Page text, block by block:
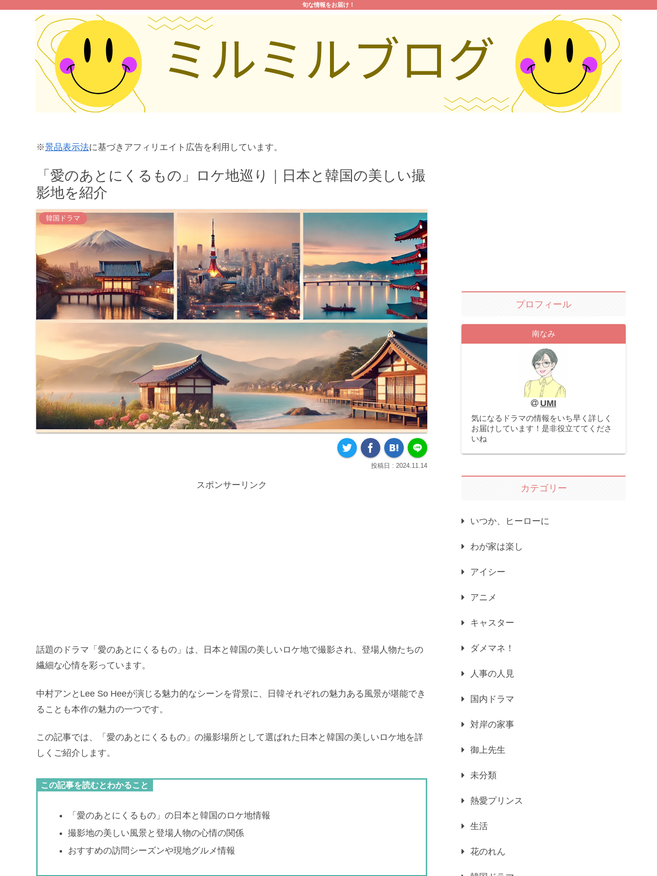
旬な情報をお届け！
※景品表示法に基づきアフィリエイト広告を利用しています。
「愛のあとにくるもの」ロケ地巡り｜日本と韓国の美しい撮
影地を紹介
韓国ドラマ
2024.11.14
スポンサーリンク
話題のドラマ「愛のあとにくるもの」は、日本と韓国の美しいロケ地で撮影され、登場人物たちの
繊細な心情を彩っています。
中村アンとLee So Heeが演じる魅力的なシーンを背景に、日韓それぞれの魅力ある風景が堪能でき
ることも本作の魅力の一つです。
この記事では、「愛のあとにくるもの」の撮影場所として選ばれた日本と韓国の美しいロケ地を詳
しくご紹介します。
この記事を読むとわかること
「愛のあとにくるもの」の日本と韓国のロケ地情報
撮影地の美しい風景と登場人物の心情の関係
おすすめの訪問シーズンや現地グルメ情報
プロフィール
南なみ
UMI
気になるドラマの情報をいち早く詳しく
お届けしています！是非役立ててくださ
いね
カテゴリー
いつか、ヒーローに
わが家は楽し
アイシー
アニメ
キャスター
ダメマネ！
人事の人見
国内ドラマ
対岸の家事
御上先生
未分類
熱愛プリンス
生活
花のれん